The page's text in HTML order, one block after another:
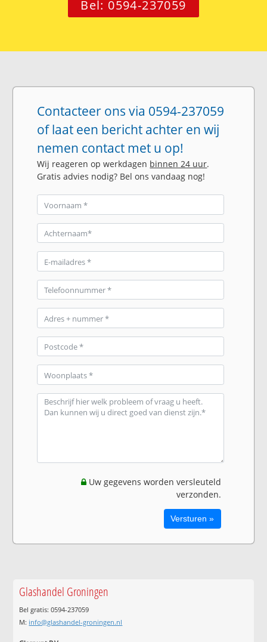
Bel: 0594-237059
Contacteer ons via 0594-237059
of laat een bericht achter en wij
nemen contact met u op!
Wij reageren op werkdagen binnen 24 uur.
Gratis advies nodig? Bel ons vandaag nog!
Uw gegevens worden versleuteld
verzonden.
Glashandel Groningen
Bel gratis: 0594-237059
M: info@glashandel-groningen.nl